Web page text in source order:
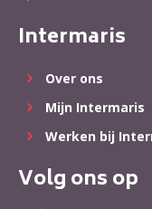
Intermaris
Over ons
Mijn Intermaris
Werken bij
Volg ons op